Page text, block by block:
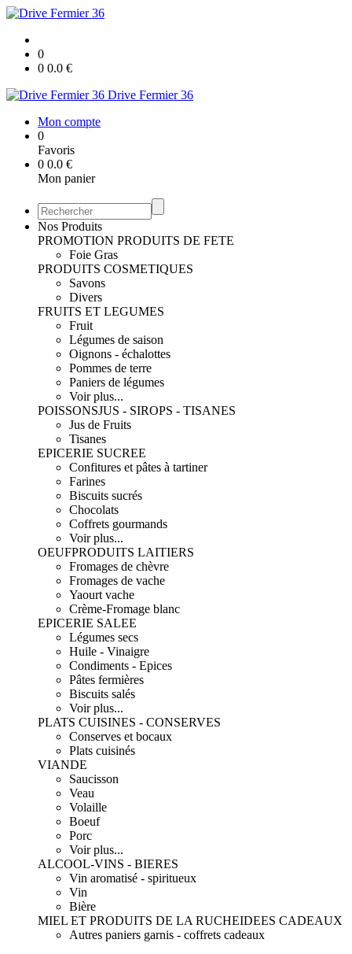
0
0 0.0 €
Drive Fermier 36
Mon compte
0
Favoris
0 0.0 €
Mon panier
Nos Produits
PROMOTION PRODUITS DE FETE
Foie Gras
PRODUITS COSMETIQUES
Savons
Divers
FRUITS ET LEGUMES
Fruit
Légumes de saison
Oignons - échalottes
Pommes de terre
Paniers de légumes
Voir plus...
POISSONSJUS - SIROPS - TISANES
Jus de Fruits
Tisanes
EPICERIE SUCREE
Confitures et pâtes à tartiner
Farines
Biscuits sucrés
Chocolats
Coffrets gourmands
Voir plus...
OEUFPRODUITS LAITIERS
Fromages de chèvre
Fromages de vache
Yaourt vache
Crème-Fromage blanc
EPICERIE SALEE
Légumes secs
Huile - Vinaigre
Condiments - Epices
Pâtes fermières
Biscuits salés
Voir plus...
PLATS CUISINES - CONSERVES
Conserves et bocaux
Plats cuisinés
VIANDE
Saucisson
Veau
Volaille
Boeuf
Porc
Voir plus...
ALCOOL-VINS - BIERES
Vin aromatisé - spiritueux
Vin
Bière
MIEL ET PRODUITS DE LA RUCHEIDEES CADEAUX
Autres paniers garnis - coffrets cadeaux